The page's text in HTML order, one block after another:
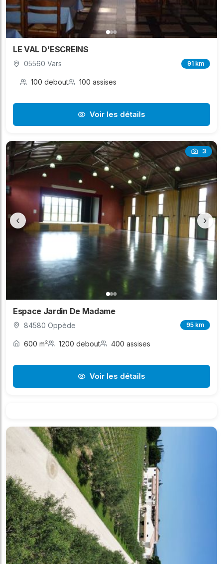
LE VAL D'ESCREINS
05560 Vars 91 km
100 debout 100 assises
Voir les détails
3
‹ ›
Espace Jardin De Madame
84580 Oppède 95 km
600 m² 1200 debout 400 assises
Voir les détails